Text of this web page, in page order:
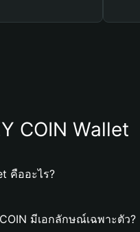
COIN Wallet
คืออะไร?
มีเอกลักษณ์เฉพาะตัว?